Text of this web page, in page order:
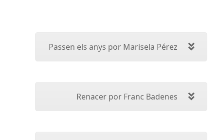
Passen els anys por Marisela Pérez
Renacer por Franc Badenes